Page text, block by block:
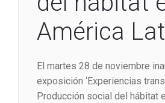
América
El martes 28 de noviembre
exposición ‘Experiencias
Producción social del hábitat